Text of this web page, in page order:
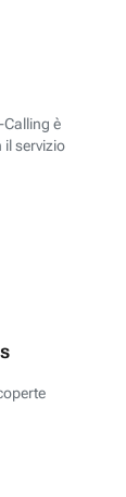
Calling è
il servizio